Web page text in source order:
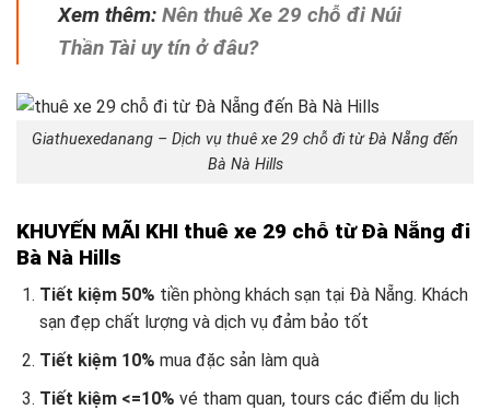
Xem thêm: Nên thuê Xe 29 chỗ đi Núi
Thần Tài uy tín ở đâu?
Giathuexedanang – Dịch vụ thuê xe 29 chỗ đi từ Đà Nẵng đến
Bà Nà Hills
KHUYẾN MÃI KHI thuê xe 29 chỗ từ Đà Nẵng đi
Bà Nà Hills
Tiết kiệm 50% tiền phòng khách sạn tại Đà Nẵng. Khách
sạn đẹp chất lượng và dịch vụ đảm bảo tốt
Tiết kiệm 10% mua đặc sản làm quà
Tiết kiệm <=10% vé tham quan, tours các điểm du lịch